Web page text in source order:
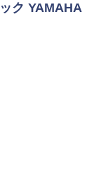
ク YAMAHA